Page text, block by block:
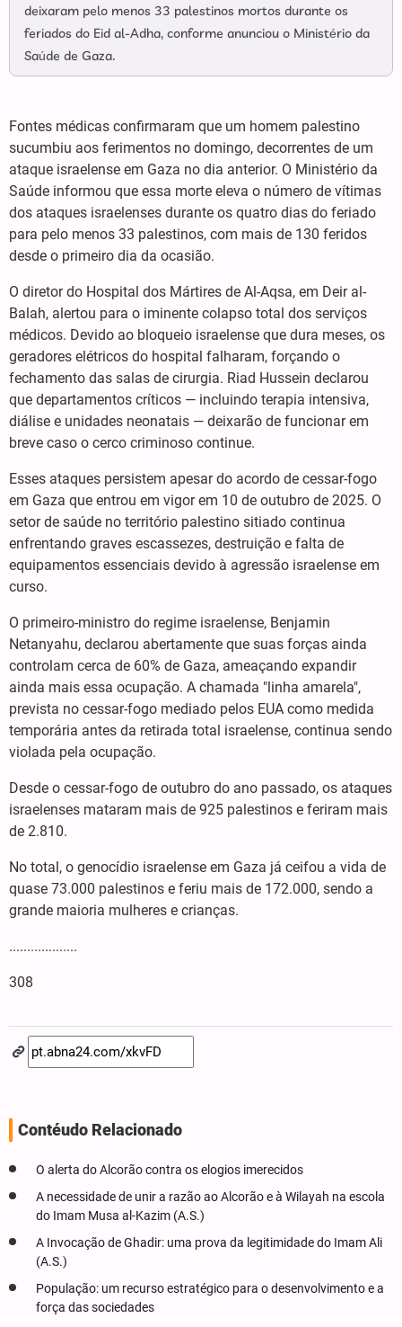
deixaram pelo menos 33 palestinos mortos durante os
feriados do Eid al-Adha, conforme anunciou o Ministério da
Saúde de Gaza.
Fontes médicas confirmaram que um homem palestino
sucumbiu aos ferimentos no domingo, decorrentes de um
ataque israelense em Gaza no dia anterior. O Ministério da
Saúde informou que essa morte eleva o número de vítimas
dos ataques israelenses durante os quatro dias do feriado
para pelo menos 33 palestinos, com mais de 130 feridos
desde o primeiro dia da ocasião.
O diretor do Hospital dos Mártires de Al-Aqsa, em Deir al-
Balah, alertou para o iminente colapso total dos serviços
médicos. Devido ao bloqueio israelense que dura meses, os
geradores elétricos do hospital falharam, forçando o
fechamento das salas de cirurgia. Riad Hussein declarou
que departamentos críticos — incluindo terapia intensiva,
diálise e unidades neonatais — deixarão de funcionar em
breve caso o cerco criminoso continue.
Esses ataques persistem apesar do acordo de cessar-fogo
em Gaza que entrou em vigor em 10 de outubro de 2025. O
setor de saúde no território palestino sitiado continua
enfrentando graves escassezes, destruição e falta de
equipamentos essenciais devido à agressão israelense em
curso.
O primeiro-ministro do regime israelense, Benjamin
Netanyahu, declarou abertamente que suas forças ainda
controlam cerca de 60% de Gaza, ameaçando expandir
ainda mais essa ocupação. A chamada "linha amarela",
prevista no cessar-fogo mediado pelos EUA como medida
temporária antes da retirada total israelense, continua sendo
violada pela ocupação.
Desde o cessar-fogo de outubro do ano passado, os ataques
israelenses mataram mais de 925 palestinos e feriram mais
de 2.810.
No total, o genocídio israelense em Gaza já ceifou a vida de
quase 73.000 palestinos e feriu mais de 172.000, sendo a
grande maioria mulheres e crianças.
...................
308
Contéudo Relacionado
O alerta do Alcorão contra os elogios imerecidos
A necessidade de unir a razão ao Alcorão e à Wilayah na escola
do Imam Musa al-Kazim (A.S.)
A Invocação de Ghadir: uma prova da legitimidade do Imam Ali
(A.S.)
População: um recurso estratégico para o desenvolvimento e a
força das sociedades